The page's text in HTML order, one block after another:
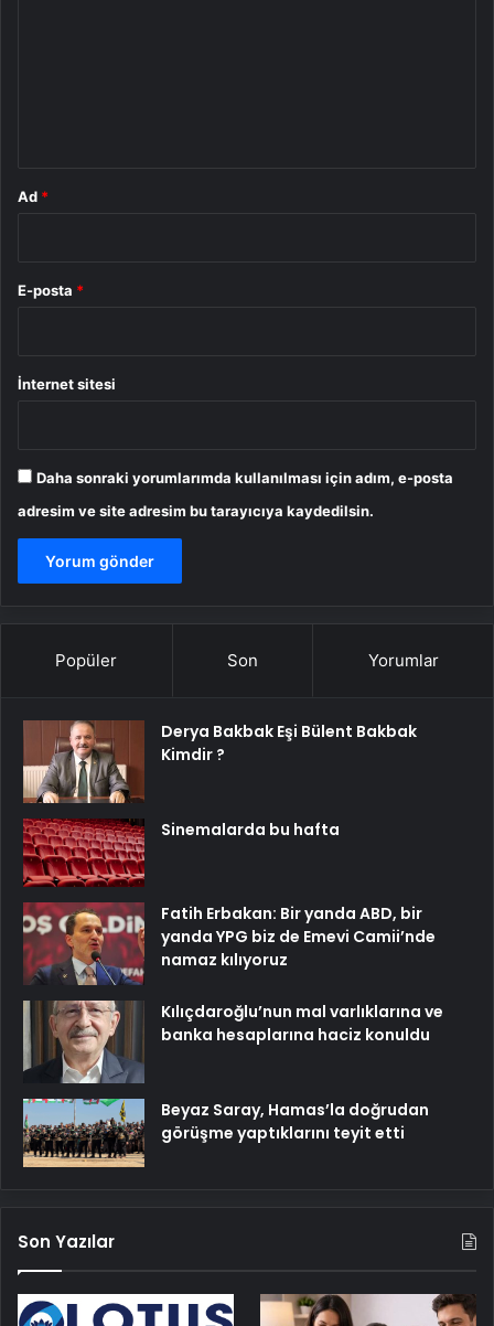
Ad *
E-posta *
İnternet sitesi
Daha sonraki yorumlarımda kullanılması için adım, e-posta
adresim ve site adresim bu tarayıcıya kaydedilsin.
Popüler Son Yorumlar
Derya Bakbak Eşi Bülent Bakbak
Kimdir ?
Sinemalarda bu hafta
Fatih Erbakan: Bir yanda ABD, bir
yanda YPG biz de Emevi Camii’nde
namaz kılıyoruz
Kılıçdaroğlu’nun mal varlıklarına ve
banka hesaplarına haciz konuldu
Beyaz Saray, Hamas’la doğrudan
görüşme yaptıklarını teyit etti
Son Yazılar